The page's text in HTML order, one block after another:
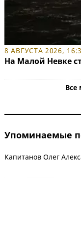
8 АВГУСТА 2026,
На Малой Невке
Все
Упоминаемые
Капитанов Олег